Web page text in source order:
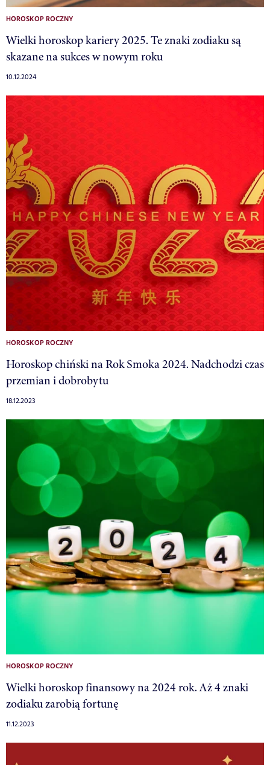
HOROSKOP ROCZNY
Wielki horoskop kariery 2025. Te znaki zodiaku są
skazane na sukces w nowym roku
10.12.2024
HOROSKOP ROCZNY
Horoskop chiński na Rok Smoka 2024. Nadchodzi czas
przemian i dobrobytu
18.12.2023
HOROSKOP ROCZNY
Wielki horoskop finansowy na 2024 rok. Aż 4 znaki
zodiaku zarobią fortunę
11.12.2023